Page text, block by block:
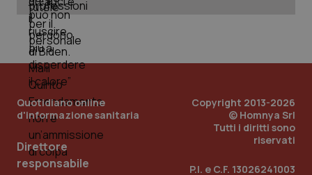
Quotidiano online
d'informazione sanitaria
Direttore
responsabile
Copyright 2013-2026
© Homnya Srl
Tutti i diritti sono
riservati
P.I. e C.F. 13026241003